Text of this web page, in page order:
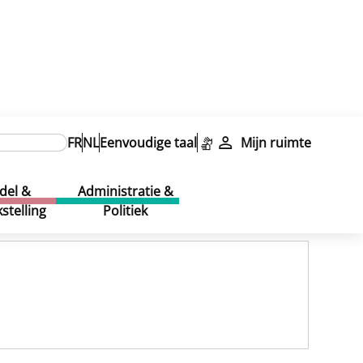
FRNLEenvoudige taal Mijn ruimte
&
Administratie &
Politiek